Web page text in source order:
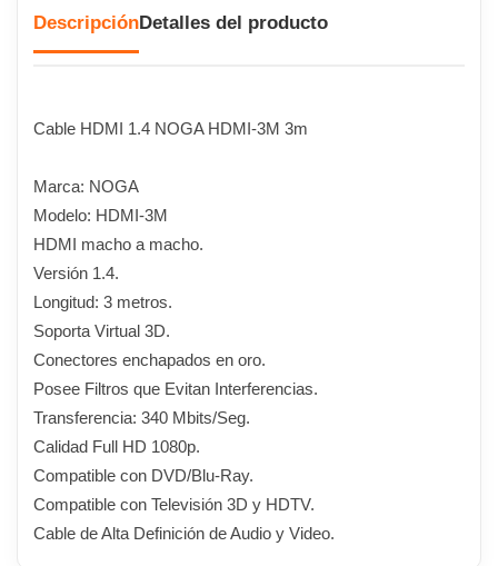
DescripciónDetalles del producto
Cable HDMI 1.4 NOGA HDMI-3M 3m
Marca: NOGA
Modelo: HDMI-3M
HDMI macho a macho.
Versión 1.4.
Longitud: 3 metros.
Soporta Virtual 3D.
Conectores enchapados en oro.
Posee Filtros que Evitan Interferencias.
Transferencia: 340 Mbits/Seg.
Calidad Full HD 1080p.
Compatible con DVD/Blu-Ray.
Compatible con Televisión 3D y HDTV.
Cable de Alta Definición de Audio y Video.